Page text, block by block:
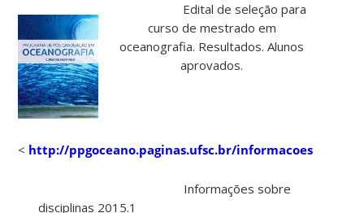
Edital de seleção para
curso de mestrado em
oceanografia. Resultados. Alunos
aprovados.
< http://ppgoceano.paginas.ufsc.br/informacoes/
Informações sobre
disciplinas 2015.1